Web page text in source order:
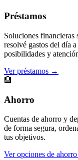
Préstamos
Soluciones financieras
resolvé gastos del día
posibilidades y
Ver préstamos →
🏦
Ahorro
Cuentas de ahorro y
de forma segura,
tus objetivos.
Ver opciones de